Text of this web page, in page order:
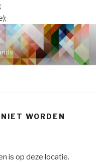
WORDEN
is op deze locatie.